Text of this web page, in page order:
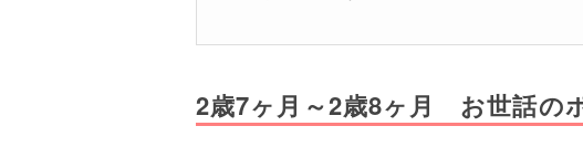
2歳7ヶ月～2歳8ヶ月 お世話の